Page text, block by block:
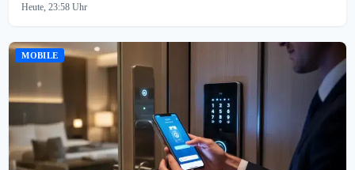
Heute, 23:58 Uhr
MOBILE